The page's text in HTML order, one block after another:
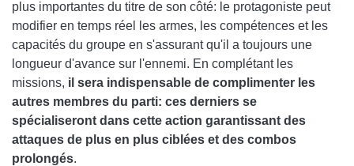
plus importantes du titre de son côté: le protagoniste peut
modifier en temps réel les armes, les compétences et les
capacités du groupe en s'assurant qu'il a toujours une
longueur d'avance sur l'ennemi. En complétant les
missions, il sera indispensable de complimenter les
autres membres du parti: ces derniers se
spécialiseront dans cette action garantissant des
attaques de plus en plus ciblées et des combos
prolongés.